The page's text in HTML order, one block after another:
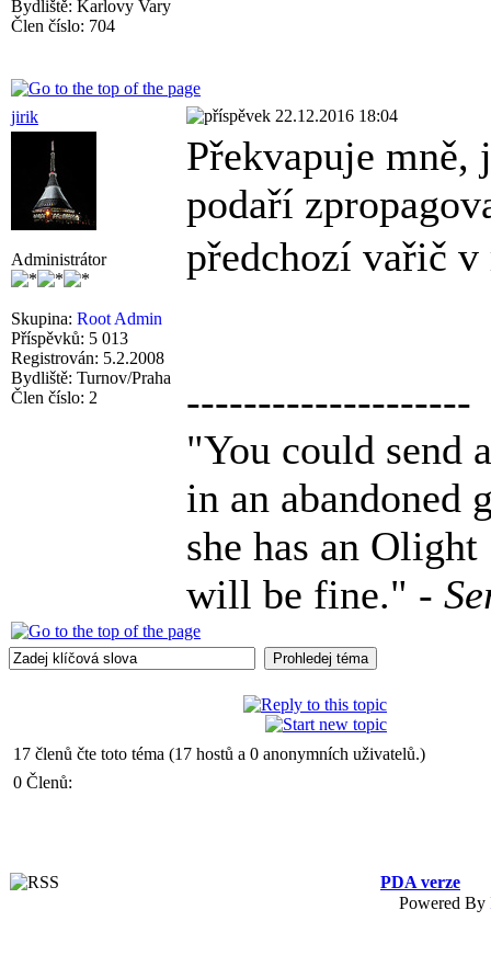
Bydliště: Karlovy Vary
Člen číslo: 704
jirik 22.12.2016 18:04
Administrátor
Skupina: Root Admin
Příspěvků: 5 013
Registrován: 5.2.2008
Bydliště: Turnov/Praha
Člen číslo: 2
Překvapuje
podaří
předchozí vařič v
--------------------
"You could send
in an abandoned
she has an
will be fine." -
17 členů čte toto téma (17 hostů a 0 anonymních uživatelů.)
0 Členů:
PDA verze
Powered By